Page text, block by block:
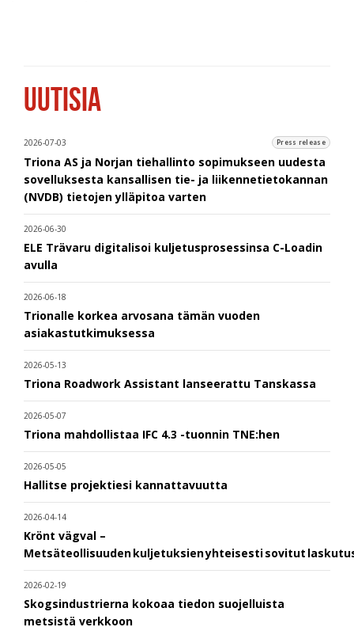
UUTISIA
2026-07-03 Press release
Triona AS ja Norjan tiehallinto sopimukseen uudesta
sovelluksesta kansallisen tie- ja liikennetietokannan
(NVDB) tietojen ylläpitoa varten
2026-06-30
ELE Trävaru digitalisoi kuljetusprosessinsa C-Loadin
avulla
2026-06-18
Trionalle korkea arvosana tämän vuoden
asiakastutkimuksessa
2026-05-13
Triona Roadwork Assistant lanseerattu Tanskassa
2026-05-07
Triona mahdollistaa IFC 4.3 -tuonnin TNE:hen
2026-05-05
Hallitse projektiesi kannattavuutta
2026-04-14
Krönt vägval –
Metsäteollisuuden kuljetuksien yhteisesti sovitut
2026-02-19
Skogsindustrierna kokoaa tiedon suojelluista
metsistä verkkoon